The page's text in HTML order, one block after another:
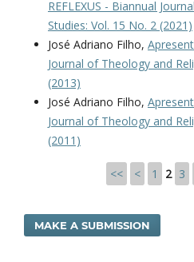
REFLEXUS - Biannual
Studies: Vol. 15 No. 2 (2021)
José Adriano Filho,
Journal of Theology and
(2013)
José Adriano Filho,
Journal of Theology and
(2011)
<< < 1 2 3
MAKE A SUBMISSION